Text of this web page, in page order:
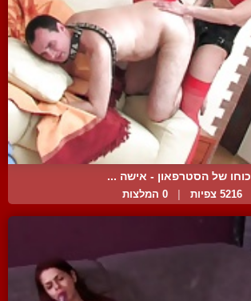
כוחו של הסטרפאון - אישה ...
5216 צפיות 0 המלצות